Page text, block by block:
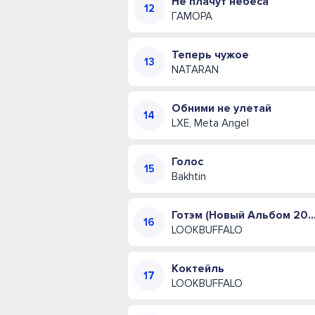
ГАМОРА
Теперь чужое
NATARAN
Обними не улетай
LXE, Meta Angel
Голос
Bakhtin
Готэм (Новый Альбом 2026)
LOOKBUFFALO
Коктейль
LOOKBUFFALO